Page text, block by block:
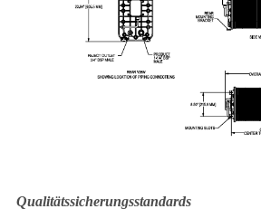
Qualitätssicherungsstandards